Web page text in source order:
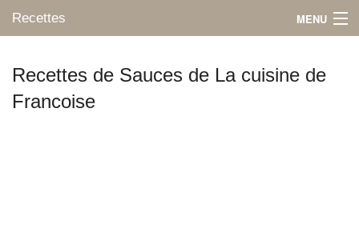
Recettes MENU
Mes blogs préférés
Recettes de Sauces de La cuisine de
Francoise